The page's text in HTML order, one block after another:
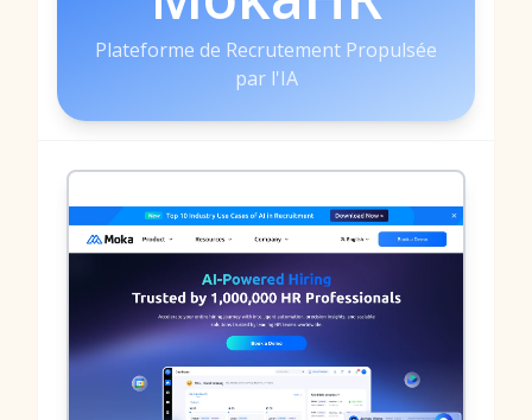
Plateforme de Recrutement Propulsée
par l'IA